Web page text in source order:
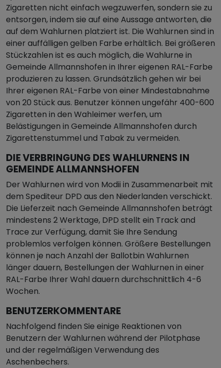
Zigaretten nicht einfach wegzuwerfen, sondern sie zu
entsorgen, indem sie auf eine Aussage antworten, die
auf dem Wahlurnen platziert ist. Die Wahlurnen sind in
einer auffälligen gelben Farbe erhältlich. Bei größeren
Stückzahlen ist es auch möglich, die Wahlurne in
Gemeinde Allmannshofen in Ihrer eigenen RAL-Farbe
produzieren zu lassen. Grundsätzlich gehen wir bei
Ihrer eigenen RAL-Farbe von einer Mindestabnahme
von 20 Stück aus. Benutzer können ungefähr 400-600
Zigaretten in den Wahleimer werfen, um
Belästigungen in Gemeinde Allmannshofen durch
Zigarettenstummel und Tabak zu vermeiden.
DIE VERBRINGUNG DES WAHLURNENS IN
GEMEINDE ALLMANNSHOFEN
Der Wahlurnen wird von Modii in Zusammenarbeit mit
dem Spediteur DPD aus den Niederlanden verschickt.
Die Lieferzeit nach Gemeinde Allmannshofen beträgt
mindestens 2 Werktage, DPD stellt ein Track and
Trace zur Verfügung, damit Sie Ihre Sendung
problemlos verfolgen können. Größere Bestellungen
können je nach Anzahl der Ballotbin Wahlurnen
länger dauern, Bestellungen der Wahlurnen in einer
RAL-Farbe Ihrer Wahl dauern durchschnittlich 4-6
Wochen.
BENUTZERKOMMENTARE
Nachfolgend finden Sie einige Reaktionen von
Benutzern der Wahlurnen während der Pilotphase
und der regelmäßigen Verwendung des
Aschenbechers.